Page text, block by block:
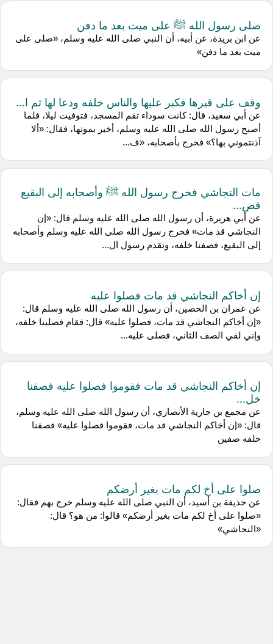
صلى رسول الله ﷺ على ميت بعد ما دفن
عن ابن بريدة، عن أبيه، أن النبي صلى الله عليه وسلم، «صلى على
ميت بعد ما دفن»
وقف على قبرها فكبر عليها والناس خلفه ودعا لها ثم ا...
عن أبي سعيد، قال: كانت سوداء تقم المسجد، فتوفيت ليلا، فلما
أصبح رسول الله صلى الله عليه وسلم، أخبر بموتها، فقال: «ألا
آذنتموني بها؟» فخرج بأصحابه، «ف...
مات النجاشي فخرج رسول الله ﷺ وأصحابه إلى البقيع
فص...
عن أبي هريرة، أن رسول الله صلى الله عليه وسلم قال: «إن
النجاشي قد مات» فخرج رسول الله صلى الله عليه وسلم وأصحابه
إلى البقيع، فصفنا خلفه، وتقدم رسول ال...
إن أخاكم النجاشي قد مات فصلوا عليه
عن عمران بن الحصين، أن رسول الله صلى الله عليه وسلم قال:
«إن أخاكم النجاشي قد مات، فصلوا عليه» قال: فقام فصلينا خلفه،
وإني لفي الصف الثاني، فصلى عليه...
إن أخاكم النجاشي قد مات فقوموا فصلوا عليه فصفنا
خل...
عن مجمع بن جارية الأنصاري، أن رسول الله صلى الله عليه وسلم،
قال: «إن أخاكم النجاشي قد مات، فقوموا فصلوا عليه» فصفنا
خلفه صفين
صلوا على أخ لكم مات بغير أرضكم
عن حذيفة بن أسيد، أن النبي صلى الله عليه وسلم خرج بهم فقال:
«صلوا على أخ لكم مات بغير أرضكم» قالوا: من هو؟ قال:
«النجاشي»